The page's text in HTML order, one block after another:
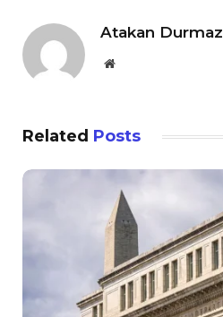
Atakan Durmaz
Website
Related Posts